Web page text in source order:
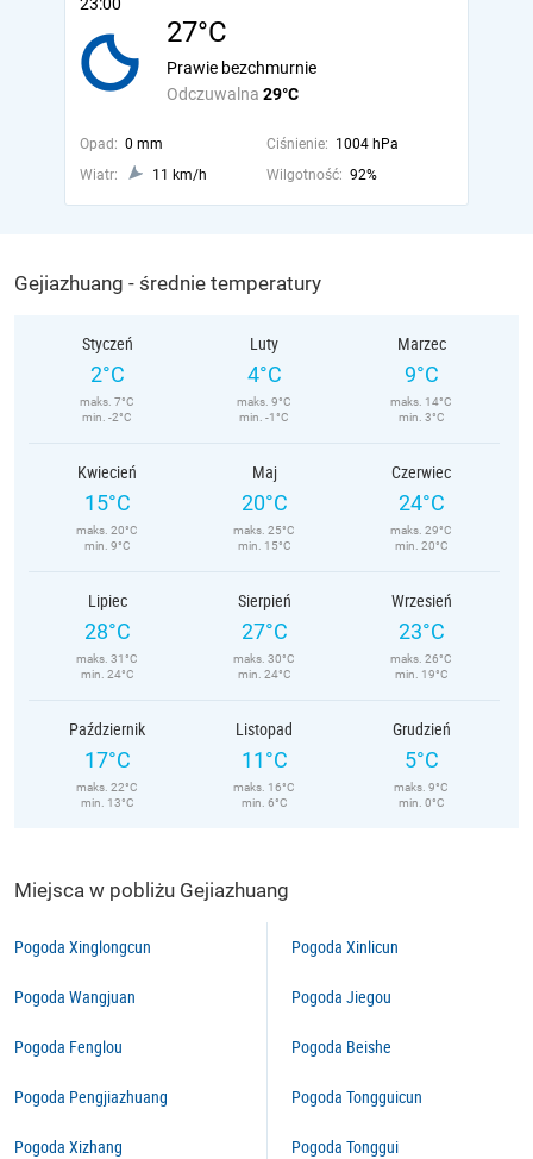
27°C
Odczuwalna 29°C
Prawie bezchmurnie
Opad: 0 mm Ciśnienie: 1004 hPa
Wiatr:
11 km/h Wilgotność: 92%
Gejiazhuang - średnie temperatury
Styczeń
2°C
maks. 7°C
min. -2°C
Luty
4°C
maks. 9°C
min. -1°C
Marzec
9°C
maks. 14°C
min. 3°C
Kwiecień
15°C
maks. 20°C
min. 9°C
Maj
20°C
maks. 25°C
min. 15°C
Czerwiec
24°C
maks. 29°C
min. 20°C
Lipiec
28°C
maks. 31°C
min. 24°C
Sierpień
27°C
maks. 30°C
min. 24°C
Wrzesień
23°C
maks. 26°C
min. 19°C
Październik
17°C
maks. 22°C
min. 13°C
Listopad
11°C
maks. 16°C
min. 6°C
Grudzień
5°C
maks. 9°C
min. 0°C
Miejsca w pobliżu Gejiazhuang
Pogoda Xinglongcun
Pogoda Wangjuan
Pogoda Fenglou
Pogoda Pengjiazhuang
Pogoda Xizhang
Pogoda Xinlicun
Pogoda Jiegou
Pogoda Beishe
Pogoda Tongguicun
Pogoda Tonggui